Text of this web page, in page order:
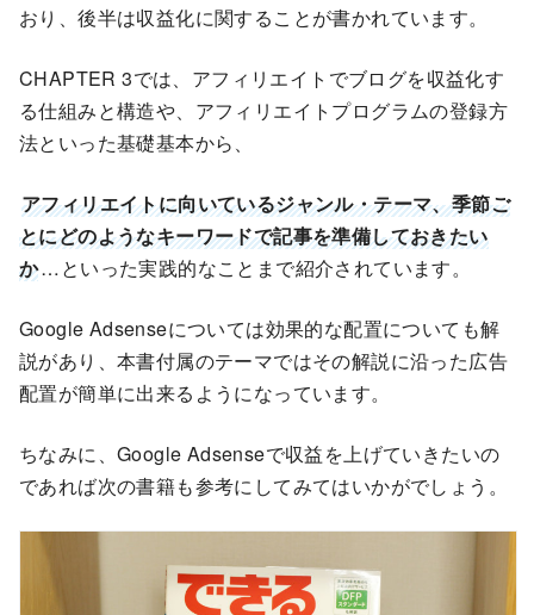
おり、後半は収益化に関することが書かれています。
CHAPTER 3では、アフィリエイトでブログを収益化す
る仕組みと構造や、アフィリエイトプログラムの登録方
法といった基礎基本から、
アフィリエイトに向いているジャンル・テーマ、季節ご
とにどのようなキーワードで記事を準備しておきたい
か…といった実践的なことまで紹介されています。
Google Adsenseについては効果的な配置についても解
説があり、本書付属のテーマではその解説に沿った広告
配置が簡単に出来るようになっています。
ちなみに、Google Adsenseで収益を上げていきたいの
であれば次の書籍も参考にしてみてはいかがでしょう。